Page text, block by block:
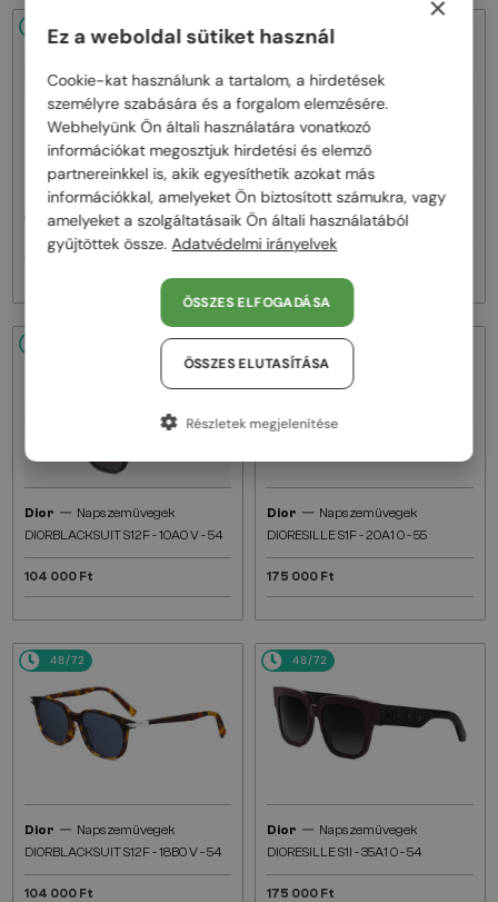
48/72
Dior—Napszemüvegek
CDIOR S1F - 35A0 D - 56
48/72
Dior—Napszemüvegek
DIORB23 S4I - 64A0 V - 56
Dior — Napszemüvegek
DIORBLACKSUIT S12F - 10A0 V - 54
104 000 Ft
48/72
Dior — Napszemüvegek
DIORESILLE S1F - 20A1 O - 55
175 000 Ft
48/72
Dior — Napszemüvegek
DIORBLACKSUIT S12F - 18B0 V - 54
104 000 Ft
48/72
Dior — Napszemüvegek
DIORESILLE S1I - 35A1 O - 54
175 000 Ft
×
Ez a weboldal sütiket használ
Cookie-kat használunk a tartalom, a hirdetések
személyre szabására és a forgalom elemzésére.
Webhelyünk Ön általi használatára vonatkozó
információkat megosztjuk hirdetési és elemző
partnereinkkel is, akik egyesíthetik azokat más
információkkal, amelyeket Ön biztosított számukra, vagy
amelyeket a szolgáltatásaik Ön általi használatából
gyűjtöttek össze. Adatvédelmi irányelvek
ÖSSZES ELFOGADÁSA
ÖSSZES ELUTASÍTÁSA
Részletek megjelenítése